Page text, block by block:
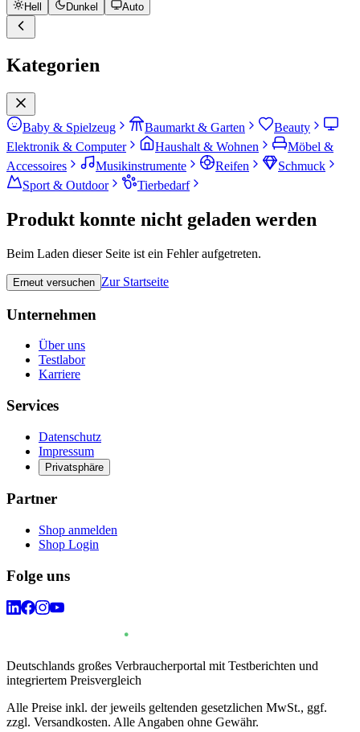
Hell Dunkel Auto
Kategorien
Baby & Spielzeug Baumarkt & Garten
Beauty
Elektronik & Computer
Haushalt & Wohnen
Möbel &
Accessoires
Musikinstrumente Reifen
Schmuck
Sport & Outdoor
Tierbedarf
Produkt konnte nicht geladen werden
Beim Laden dieser Seite ist ein Fehler aufgetreten.
Erneut versuchen Zur Startseite
Unternehmen
Über uns
Testlabor
Karriere
Services
Datenschutz
Impressum
Privatsphäre
Partner
Shop anmelden
Shop Login
Folge uns
Deutschlands großes Verbraucherportal mit Testberichten und
integriertem Preisvergleich
Alle Preise inkl. der jeweils geltenden gesetzlichen MwSt., ggf.
zzgl. Versandkosten. Alle Angaben ohne Gewähr.